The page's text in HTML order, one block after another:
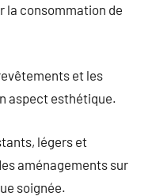
la consommation de
et les
aspect esthétique.
légers et
aménagements sur
soignée.